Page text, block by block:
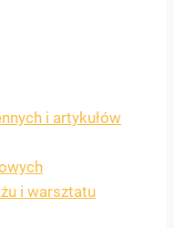
i artykułów
i warsztatu